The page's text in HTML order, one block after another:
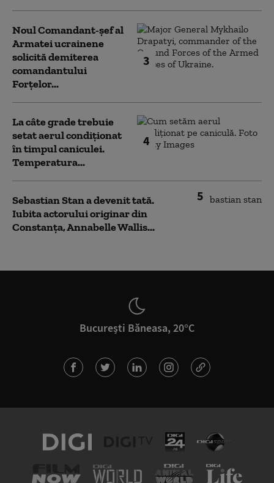
3
Noul Comandant-șef al
Armatei ucrainene
solicită demiterea
comandantului
Forțelor...
4
La câte grade trebuie
setat aerul condiționat
în timpul caniculei.
Temperatura...
5
Sebastian Stan a devenit tată.
Iubita actorului originar din
Constanța, Annabelle Wallis...
București Băneasa, 20°C